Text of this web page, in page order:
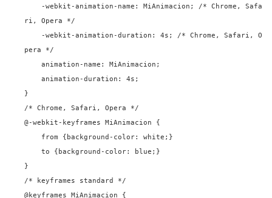
-webkit-animation-name: MiAnimacion; /* Chrome, Safa
ri, Opera */
-webkit-animation-duration: 4s; /* Chrome, Safari, O
pera */
animation-name: MiAnimacion;
animation-duration: 4s;
}
/* Chrome, Safari, Opera */
@-webkit-keyframes MiAnimacion {
from { background-color: white ;}
to { background-color: blue ;}
}
/* keyframes standard */
@keyframes MiAnimacion {